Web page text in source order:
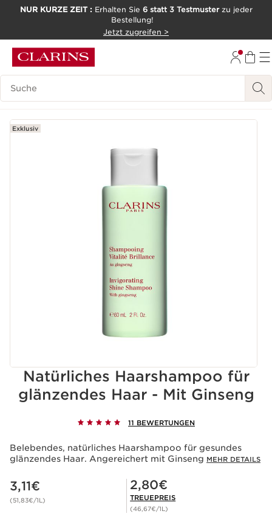
NUR KURZE ZEIT : Erhalten Sie 6 statt 3 Testmusterzu jeder
Bestellung!
Jetzt zugreifen >
Legende suchen
Exklusiv
Natürliches Haarshampoo für
glänzendes Haar - Mit Ginseng
11 BEWERTUNGEN
Belebendes, natürliches Haarshampoo für gesundes
glänzendes Haar. Angereichert mit Ginseng MEHR DETAILS
Aktueller Preis 3,11€
3,11€
(51,83€/1L)
Mitgliederpreis 2,80€
2,80€
TREUEPREIS
(46,67€/1L)